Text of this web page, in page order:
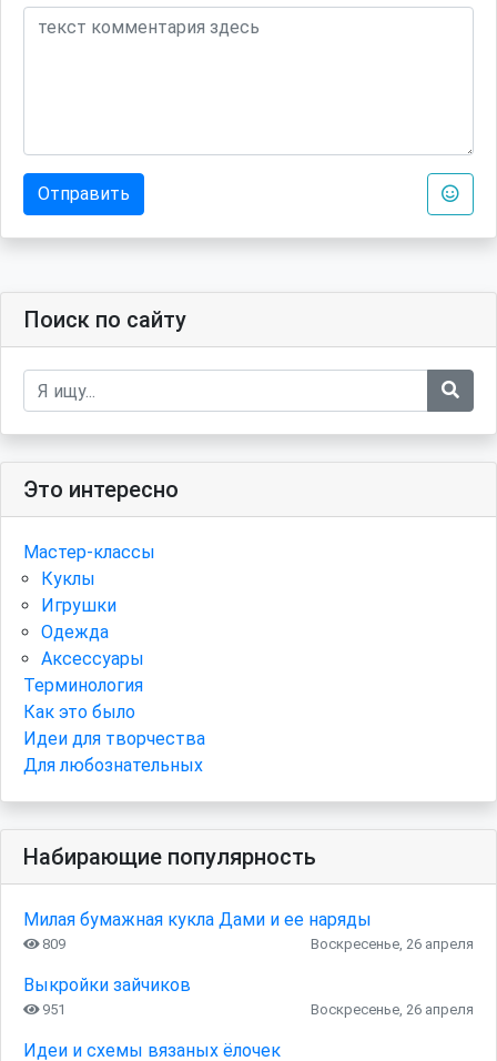
Отправить
Поиск по сайту
Это интересно
Мастер-классы
Куклы
Игрушки
Одежда
Аксессуары
Терминология
Как это было
Идеи для творчества
Для любознательных
Набирающие популярность
Милая бумажная кукла Дами и ее наряды
809 Воскресенье, 26 апреля
Выкройки зайчиков
951 Воскресенье, 26 апреля
Идеи и схемы вязаных ёлочек